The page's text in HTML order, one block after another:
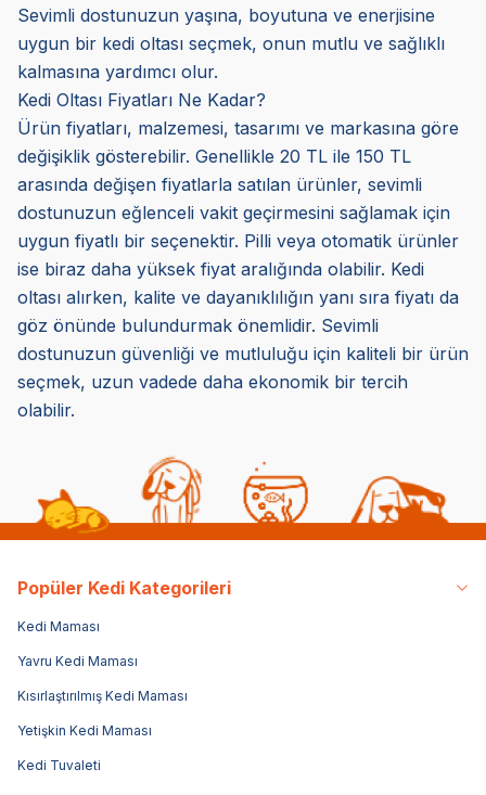
Sevimli dostunuzun yaşına, boyutuna ve enerjisine
uygun bir kedi oltası seçmek, onun mutlu ve sağlıklı
kalmasına yardımcı olur.
Kedi Oltası Fiyatları Ne Kadar?
Ürün fiyatları, malzemesi, tasarımı ve markasına göre
değişiklik gösterebilir. Genellikle 20 TL ile 150 TL
arasında değişen fiyatlarla satılan ürünler, sevimli
dostunuzun eğlenceli vakit geçirmesini sağlamak için
uygun fiyatlı bir seçenektir. Pilli veya otomatik ürünler
ise biraz daha yüksek fiyat aralığında olabilir. Kedi
oltası alırken, kalite ve dayanıklılığın yanı sıra fiyatı da
göz önünde bulundurmak önemlidir. Sevimli
dostunuzun güvenliği ve mutluluğu için kaliteli bir ürün
seçmek, uzun vadede daha ekonomik bir tercih
olabilir.
Popüler Kedi Kategorileri
Kedi Maması
Yavru Kedi Maması
Kısırlaştırılmış Kedi Maması
Yetişkin Kedi Maması
Kedi Tuvaleti